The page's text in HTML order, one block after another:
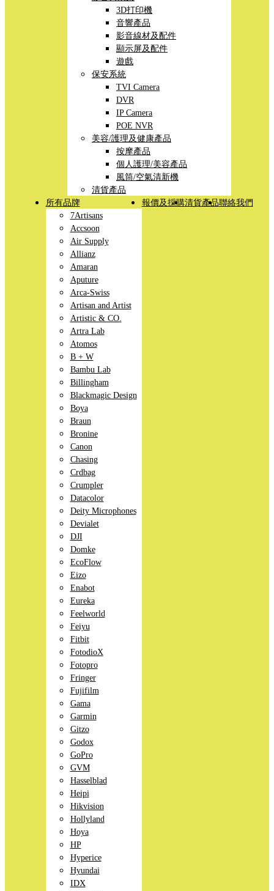
3D打印機
音響產品
影音線材及配件
顯示屏及配件
遊戲
保安系統
TVI Camera
DVR
IP Camera
POE NVR
美容/護理及健康產品
按摩產品
個人護理/美容產品
風筒/空氣清新機
清貨產品
所有品牌
7Artisans
Accsoon
Air Supply
Allianz
Amaran
Aputure
Arca-Swiss
Artisan and Artist
Artistic & CO.
Artra Lab
Atomos
B + W
Bambu Lab
Billingham
Blackmagic Design
Boya
Braun
Bronine
Canon
Chasing
Crdbag
Crumpler
Datacolor
Deity Microphones
Devialet
DJI
Domke
EcoFlow
Eizo
Enabot
Eureka
Feelworld
Feiyu
Fitbit
FotodioX
Fotopro
Fringer
Fujifilm
Gama
Garmin
Gitzo
Godox
GoPro
GVM
Hasselblad
Heipi
Hikvision
Hollyland
Hoya
HP
Hyperice
Hyundai
IDX
報價及採購清貨產品聯絡我們